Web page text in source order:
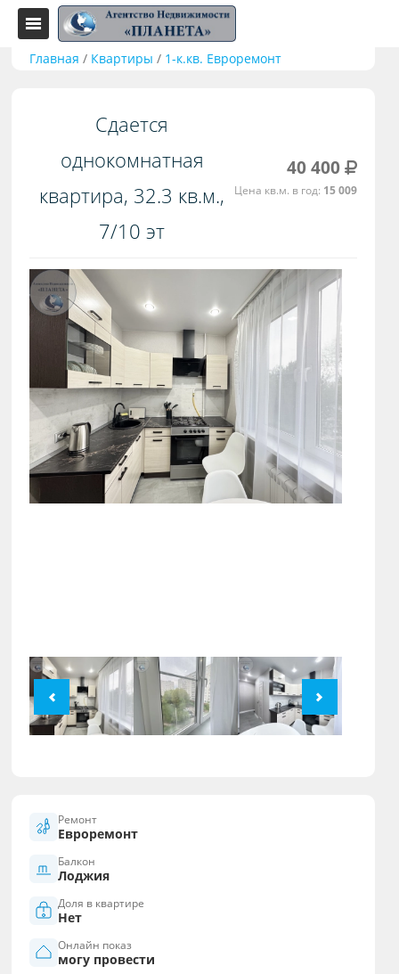
Главная / Квартиры / 1-к.кв. Евроремонт
Сдается
однокомнатная
квартира, 32.3 кв.м.,
7/10 эт
40 400
Цена кв.м. в год: 15 009
Ремонт
Eвроремонт
Балкон
Лоджия
Доля в квартире
Нет
Онлайн показ
могу провести